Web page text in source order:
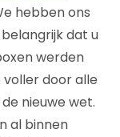
hebben ons
dat u
werden
door alle
nieuwe wet.
al binnen